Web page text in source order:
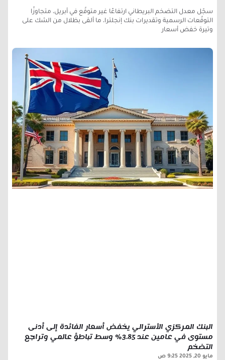
سجّل معدل التضخم البريطاني ارتفاعًا غير متوقّع في أبريل، متجاوزًا
التوقّعات الرسمية وتقديرات بنك إنجلترا، ما ألقى بظلال من الشك على
وتيرة خفض أسعار
البنك المركزي الأسترالي يخفض أسعار الفائدة إلى أدنى
مستوى في عامين عند 3.85% وسط تباطؤ عالمي وتراجع
التضخم
مايو 20, 2025 9:25 ص